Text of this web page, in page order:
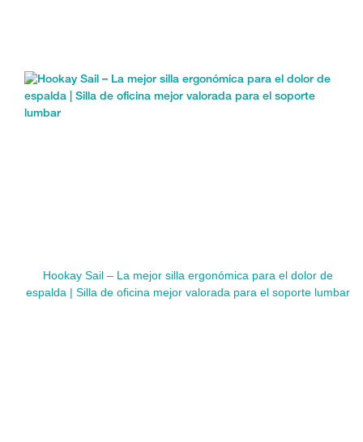
Hookay Sail – La mejor silla ergonómica para el dolor de
espalda | Silla de oficina mejor valorada para el soporte lumbar